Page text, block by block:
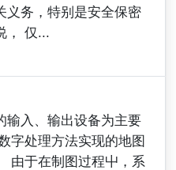
义务，特别是安全保密
， 仅...
输入、输出设备为主要
字处理方法实现的地图
由于在制图过程屮，系